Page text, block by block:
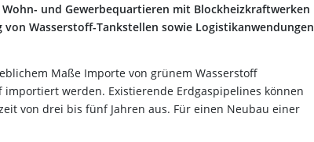
und Gewerbequartieren mit Blockheizkraftwerken
Wasserstoff-Tankstellen sowie Logistikanwendungen
Maße Importe von grünem Wasserstoff
werden. Existierende Erdgaspipelines können
von drei bis fünf Jahren aus. Für einen Neubau einer